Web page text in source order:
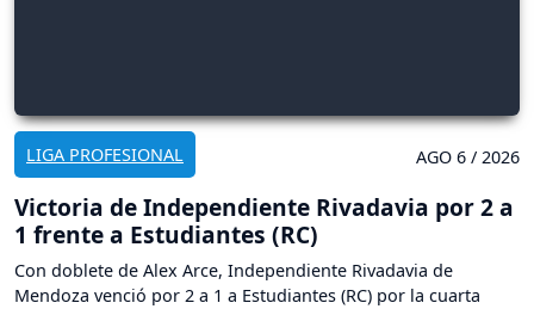
LIGA PROFESIONAL AGO 6 / 2026
Victoria de Independiente Rivadavia por 2 a
1 frente a Estudiantes (RC)
Con doblete de Alex Arce, Independiente Rivadavia de
Mendoza venció por 2 a 1 a Estudiantes (RC) por la cuarta